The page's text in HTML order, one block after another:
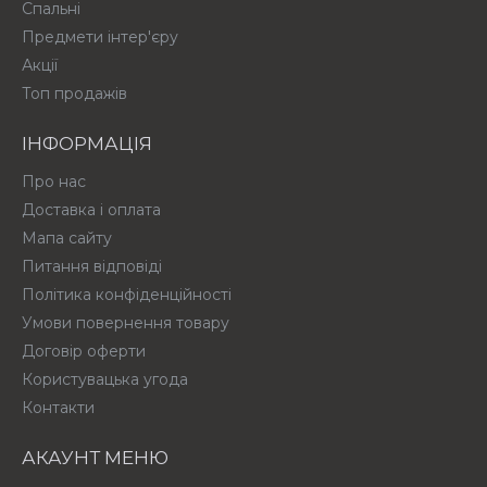
Спальні
Предмети інтер'єру
Акції
Топ продажів
ІНФОРМАЦІЯ
Про нас
Доставка і оплата
Мапа сайту
Питання відповіді
Політика конфіденційності
Умови повернення товару
Договір оферти
Користувацька угода
Контакти
АКАУНТ МЕНЮ